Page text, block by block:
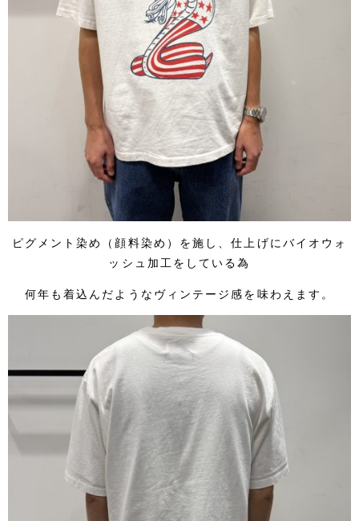
ピグメント染め（顔料染め）を施し、仕上げにバイオウォ
ッシュ加工をしている為
何年も着込んだようなヴィンテージ感を味わえます。